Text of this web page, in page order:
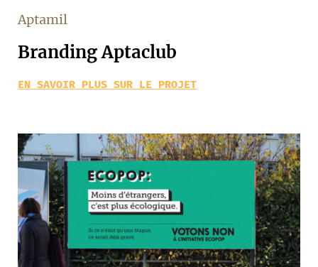
Aptamil
Branding Aptaclub
EN SAVOIR PLUS SUR LE PROJET